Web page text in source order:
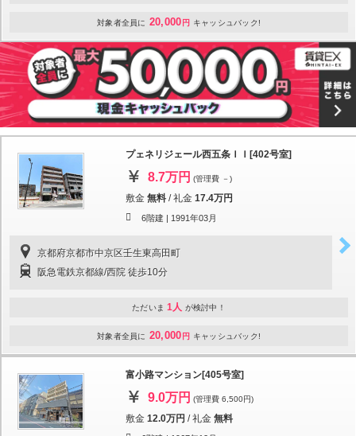
対象者全員に 20,000 円 キャッシュバック!
プェネリジェール西五条ＩＩ[402号室]
8.7万円 (管理費 －)
敷金 無料 /礼金 17.4万円
6階建 | 1991年03月
京都府京都市中京区壬生東高田町
阪急電鉄京都線/西院 徒歩10分
ただいま 1人 が検討中！
対象者全員に 20,000 円 キャッシュバック!
富小路マンション[405号室]
9.0万円 (管理費 6,500円)
敷金 12.0万円 /礼金 無料